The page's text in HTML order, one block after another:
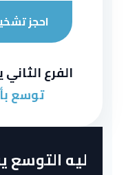
احجز
الفرع
توسع
ليه